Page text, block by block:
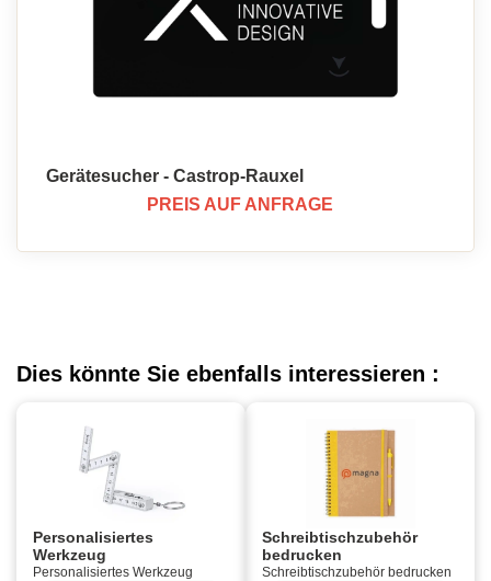
Gerätesucher - Castrop-Rauxel
PREIS AUF ANFRAGE
Dies könnte Sie ebenfalls interessieren :
Personalisiertes
Werkzeug
Personalisiertes Werkzeug
Schreibtischzubehör
bedrucken
Schreibtischzubehör bedrucken